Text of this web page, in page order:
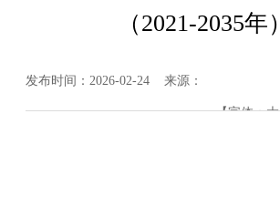
（2021-2035年）
发布时间：2026-02-24 来源：
【字体：大